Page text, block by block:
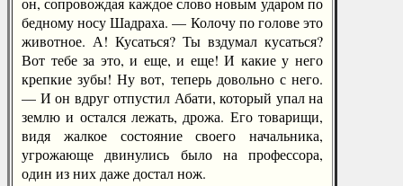
бедному носу Шадраха. — Колочу по голове это
животное. А! Кусаться? Ты вздумал кусаться?
Вот тебе за это, и еще, и еще! И какие у него
крепкие зубы! Ну вот, теперь довольно с него.
— И он вдруг отпустил Абати, который упал на
землю и остался лежать, дрожа. Его товарищи,
видя жалкое состояние своего начальника,
угрожающе двинулись было на профессора,
один из них даже достал нож.